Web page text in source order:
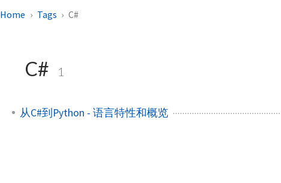
Home Tags C#
C# 1
从C#到Python - 语言特性和概览